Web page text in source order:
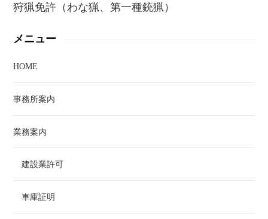
狩猟免許（わな猟、第一種銃猟）
メニュー
HOME
事務所案内
業務案内
建設業許可
車庫証明